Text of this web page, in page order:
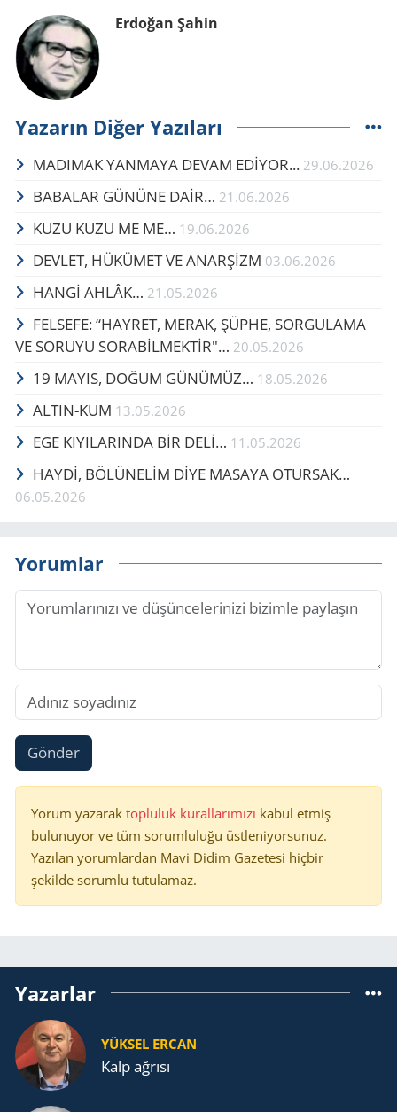
Erdoğan Şahin
Yazarın Diğer Yazıları
MADIMAK YANMAYA DEVAM EDİYOR... 29.06.2026
BA­BA­LAR GÜ­NÜ­NE DAİR… 21.06.2026
KUZU KUZU ME ME… 19.06.2026
DEVLET, HÜKÜMET VE ANARŞİZM 03.06.2026
HANGİ AHLÂK… 21.05.2026
FELSEFE: “HAYRET, MERAK, ŞÜPHE, SORGULAMA
VE SORUYU SORABİLMEKTİR"… 20.05.2026
19 MAYIS, DOĞUM GÜ­NÜ­MÜZ… 18.05.2026
ALTIN-KUM 13.05.2026
EGE KIYILARINDA BİR DELİ… 11.05.2026
HAYDİ, BÖ­LÜ­NELİM DİYE MA­SA­YA OTUR­SAK…
06.05.2026
Yorumlar
Gönder
Yorum yazarak topluluk kurallarımızı kabul etmiş
bulunuyor ve tüm sorumluluğu üstleniyorsunuz.
Yazılan yorumlardan Mavi Didim Gazetesi hiçbir
şekilde sorumlu tutulamaz.
Yazarlar
YÜKSEL ERCAN
Kalp ağrısı